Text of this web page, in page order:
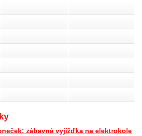
zábavná vyjížďka na elektrokole